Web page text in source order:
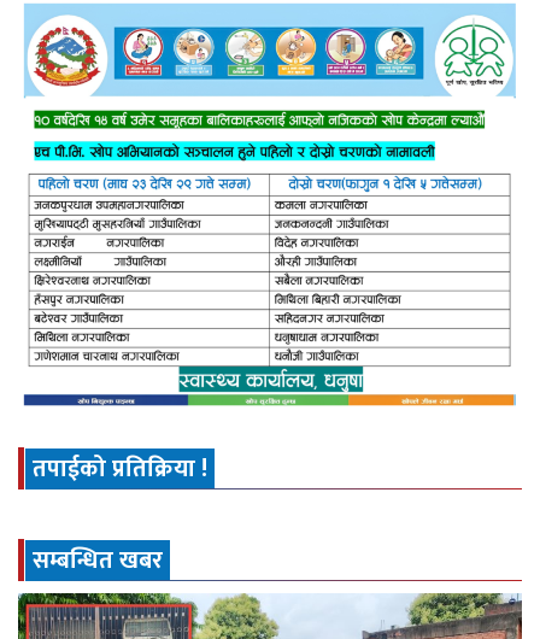
तपाईको प्रतिक्रिया !
सम्बन्धित खबर